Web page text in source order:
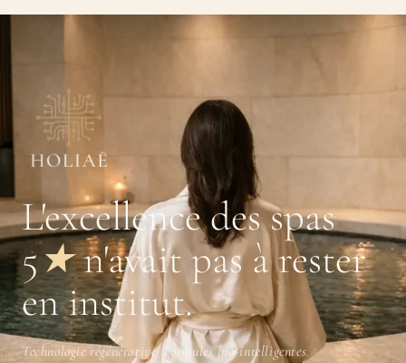
L'excellence des spas
5★n'avait pas à rester
en institut.
Technologie régénérative. Formules bio-intelligentes.